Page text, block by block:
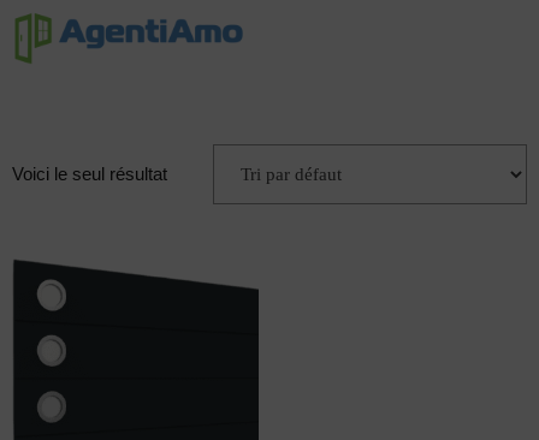
Voici le seul résultat